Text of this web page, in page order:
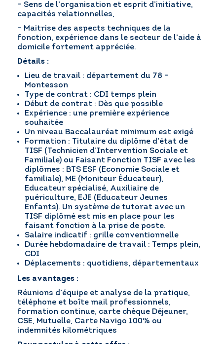
– Sens de l’organisation et esprit d’initiative,
capacités relationnelles,
– Maitrise des aspects techniques de la
fonction, expérience dans le secteur de l’aide à
domicile fortement appréciée.
Détails :
Lieu de travail : département du 78 –
Montesson
Type de contrat : CDI temps plein
Début de contrat : Dès que possible
Expérience : une première expérience
souhaitée
Un niveau Baccalauréat minimum est exigé
Formation : Titulaire du diplôme d’état de
TISF (Technicien d’Intervention Sociale et
Familiale) ou Faisant Fonction TISF avec les
diplômes : BTS ESF (Economie Sociale et
familiale), ME (Moniteur Éducateur),
Educateur spécialisé, Auxiliaire de
puériculture, EJE (Educateur Jeunes
Enfants). Un système de tutorat avec un
TISF diplômé est mis en place pour les
faisant fonction à la prise de poste.
Salaire indicatif : grille conventionnelle
Durée hebdomadaire de travail : Temps plein,
CDI
Déplacements : quotidiens, départementaux
Les avantages :
Réunions d’équipe et analyse de la pratique,
téléphone et boîte mail professionnels,
formation continue, carte chèque Déjeuner,
CSE, Mutuelle, Carte Navigo 100% ou
indemnités kilométriques